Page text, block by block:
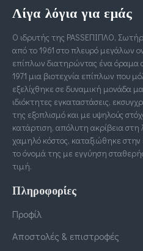
Λίγα λόγια για εμάς
Ο ιδρυτής της PASSΕΠΙΠΛΟ,
από το 1961 στο πλευρό μεγάλων
επίπλων διατηρώντας ένα όραμα
1971 μια βιοτεχνία επίπλων που
εξελίχθηκε σε δυναμική μονάδα
ιδιόκτητες εγκαταστάσεις,
της εξοπλισμό και με υψηλούς
κατάρτιση, απόλυτη ακρίβεια στη
χαμηλό κόστος, καταξιώθηκε στην
το όνομά της με εγγύηση
τιμή.
Πληροφορίες
Προφίλ
Αποστολές & επιστροφές